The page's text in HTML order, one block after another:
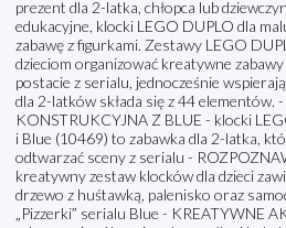
prezent dla 2-latka, chłopca lub
edukacyjne, klocki LEGO DUPLO dla
zabawę z figurkami. Zestawy LEGO
dzieciom organizować kreatywne
postacie z serialu, jednocześnie
dla 2-latków składa się z 44 elementów.
KONSTRUKCYJNA Z BLUE - klocki
i Blue (10469) to zabawka dla 2-latka,
odtwarzać sceny z serialu -
kreatywny zestaw klocków dla dzieci
drzewo z huśtawką, palenisko oraz
„Pizzerki” serialu Blue - KREATYWNE